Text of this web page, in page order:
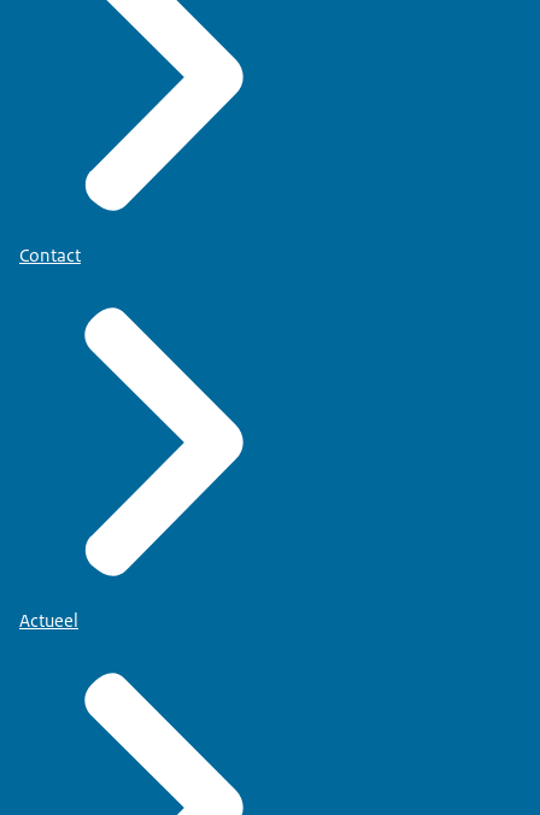
Contact
Actueel